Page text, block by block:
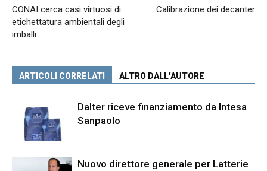
CONAI cerca casi virtuosi di
etichettatura ambientali degli
imballi
Calibrazione dei decanter
ARTICOLI CORRELATI ALTRO DALL'AUTORE
Dalter riceve finanziamento da Intesa
Sanpaolo
Nuovo direttore generale per Latterie